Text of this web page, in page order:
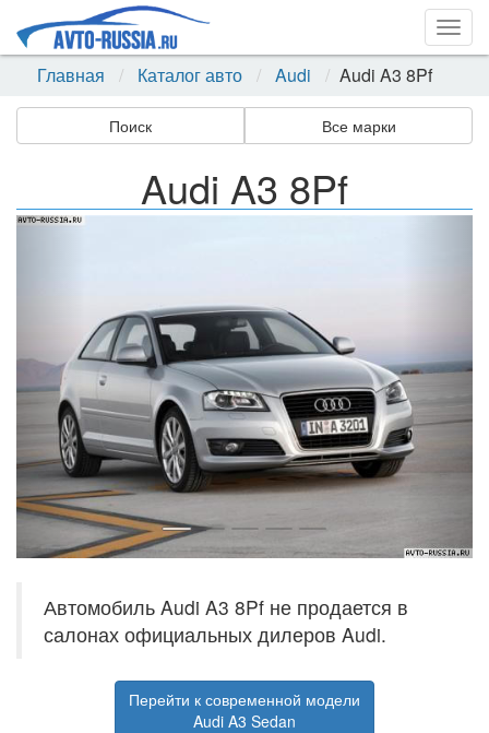
Главная
Каталог авто Audi Audi A3 8Pf
Поиск Все марки
Audi A3 8Pf
Назад
Автомобиль Audi A3 8Pf не продается в
салонах официальных дилеров Audi.
Перейти к современной модели
Audi A3 Sedan